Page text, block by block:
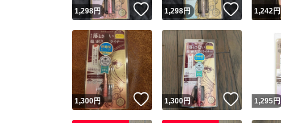
1,298円 いいね！
1,298円 いいね！
1,242円
1,300円 いいね！
1,300円 いいね！
1,295円